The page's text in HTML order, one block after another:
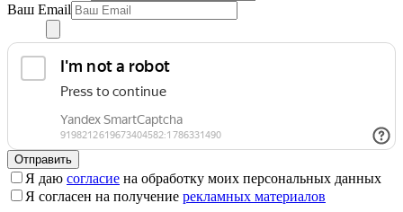
Ваш Email
Отправить
Я даю согласие на обработку моих персональных данных
Я согласен на получение рекламных материалов